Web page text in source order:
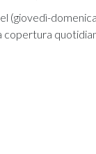
(giovedì-
copertura